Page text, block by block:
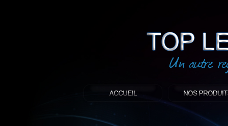
: Top led world
Produit décoratif led
Objet publicitaire led
éclairage blanc led